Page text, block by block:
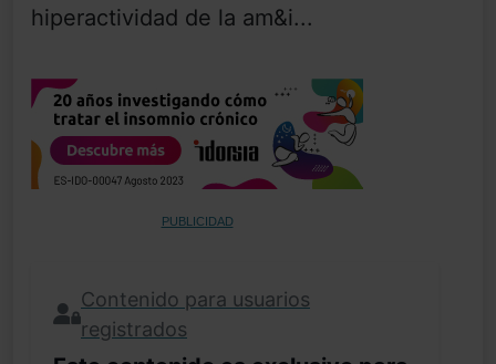
hiperactividad de la am&i...
PUBLICIDAD
Contenido para usuarios
registrados